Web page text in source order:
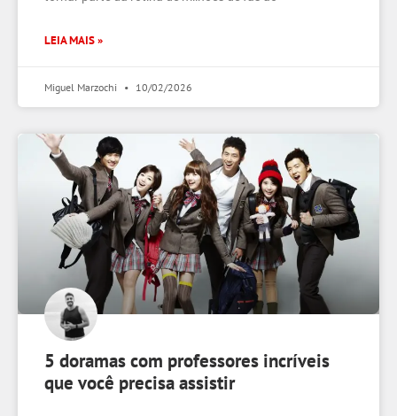
LEIA MAIS »
Miguel Marzochi 10/02/2026
5 doramas com professores incríveis
que você precisa assistir